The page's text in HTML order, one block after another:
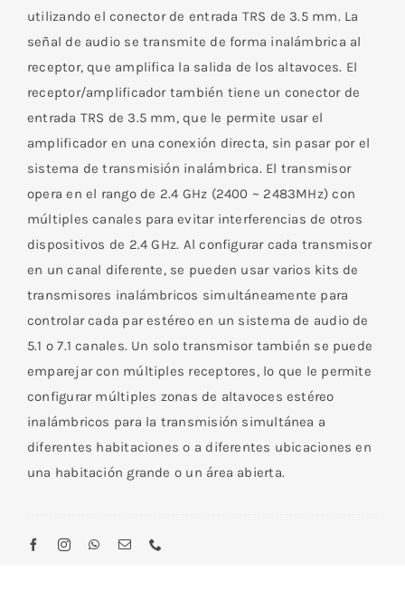
utilizando el conector de entrada TRS de 3.5 mm. La
señal de audio se transmite de forma inalámbrica al
receptor, que amplifica la salida de los altavoces. El
receptor/amplificador también tiene un conector de
entrada TRS de 3.5 mm, que le permite usar el
amplificador en una conexión directa, sin pasar por el
sistema de transmisión inalámbrica. El transmisor
opera en el rango de 2.4 GHz (2400 ~ 2483MHz) con
múltiples canales para evitar interferencias de otros
dispositivos de 2.4 GHz. Al configurar cada transmisor
en un canal diferente, se pueden usar varios kits de
transmisores inalámbricos simultáneamente para
controlar cada par estéreo en un sistema de audio de
5.1 o 7.1 canales. Un solo transmisor también se puede
emparejar con múltiples receptores, lo que le permite
configurar múltiples zonas de altavoces estéreo
inalámbricos para la transmisión simultánea a
diferentes habitaciones o a diferentes ubicaciones en
una habitación grande o un área abierta.